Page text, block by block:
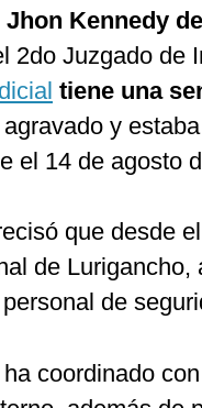
Kennedy
2do Juzgado de
tiene una
y
el 14 de agosto
que desde
de Lurigancho,
de
coordinado